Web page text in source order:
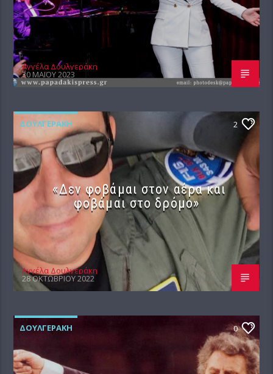
Αγγέλα Δουλγεράκη
30 ΜΑΪ́ΟΥ 2023
ΔΟΥΛΓΕΡΆΚΗ 2
«Δεν φοβάμαι στον αέρα και
φοβάμαι στο δρόμο»
Αγγέλα Δουλγεράκη
28 ΟΚΤΩΒΡΊΟΥ 2022
ΔΟΥΛΓΕΡΆΚΗ 0